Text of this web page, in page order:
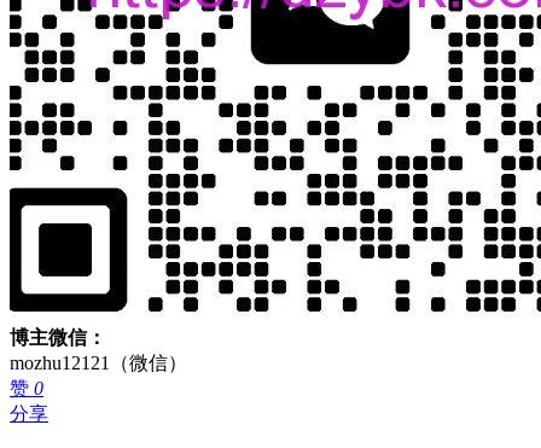
博主微信：
mozhu12121（微信）
赞 0
分享